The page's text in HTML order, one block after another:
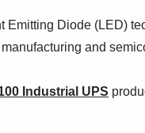
Diode (LED)
and
Industrial UPS